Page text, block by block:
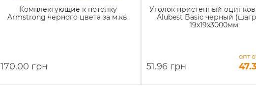
Комплектующие к потолку
Armstrong черного цвета за м.кв.
170.00 грн
Уголок пристенный
Alubest Basic черный
19х19х3000мм
51.96 грн
опт